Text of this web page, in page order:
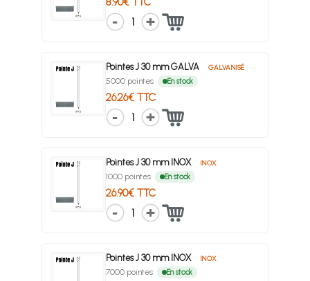
1
Pointes J 30 mm GALVA GALVANISÉ
5000 pointes En stock
26.26€ TTC
1
Pointes J 30 mm INOX INOX
1000 pointes En stock
26.90€ TTC
1
Pointes J 30 mm INOX INOX
7000 pointes En stock